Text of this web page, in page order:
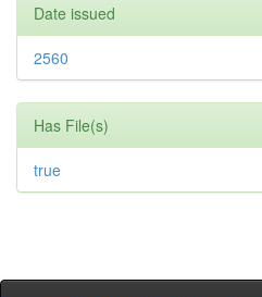
Date issued
2560
Has File(s)
true